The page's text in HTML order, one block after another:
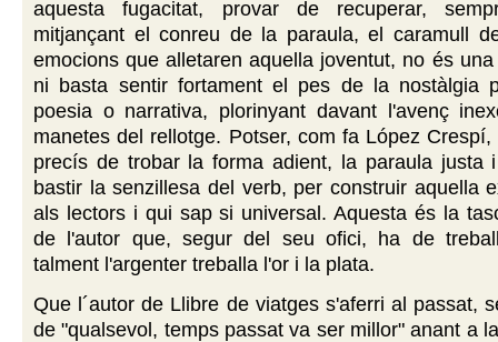
aquesta fugacitat, provar de recuperar,
mitjançant el conreu de la paraula, el caramull
emocions que alletaren aquella joventut, no és
ni basta sentir fortament el pes de la nostàlgia
poesia o narrativa, plorinyant davant l'avenç
manetes del rellotge. Potser, com fa López
precís de trobar la forma adient, la paraula justa
bastir la senzillesa del verb, per construir aquella
als lectors i qui sap si universal. Aquesta és la
de l'autor que, segur del seu ofici, ha de
talment l'argenter treballa l'or i la plata.
Que l´autor de Llibre de viatges s'aferri al passat,
de "qualsevol, temps passat va ser millor" anant a